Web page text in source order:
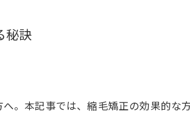
秘訣
。本記事では、縮毛矯正の効果的な